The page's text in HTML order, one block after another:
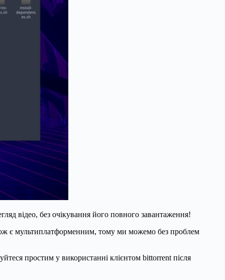
відео, без очікування його повного завантаження!
є мультиплатформенним, тому ми можемо без проблем
простим у використанні клієнтом bittorrent після